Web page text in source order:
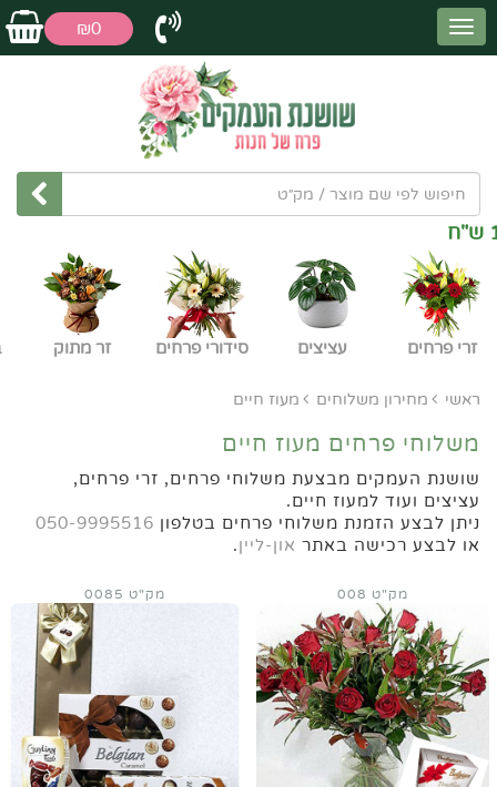
₪0
משלוחי פרחים ל
זרי פרחים עציצים סידורי פרחים זר מתוק
ראשי מחירון משלוחים מעוז חיים
משלוחי פרחים מעוז חיים
שושנת העמקים מבצעת משלוחי פרחים, זרי פרחים,
עציצים ועוד למעוז חיים.
ניתן לבצע הזמנת משלוחי פרחים בטלפון 050-9995516
או לבצע רכישה באתר און-ליין.
מק"ט 008 מק"ט 0085